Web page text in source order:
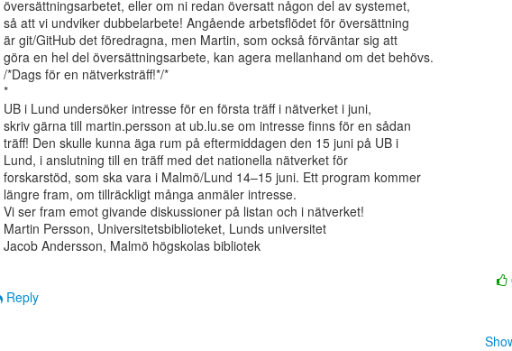
översättningsarbetet, eller om ni redan översatt någon del av systemet,
så att vi undviker dubbelarbete! Angående arbetsflödet för översättning
är git/GitHub det föredragna, men Martin, som också förväntar sig att
göra en hel del översättningsarbete, kan agera mellanhand om det behövs.
/*Dags för en nätverksträff!*/*
*
UB i Lund undersöker intresse för en första träff i nätverket i juni,
skriv gärna till martin.persson at ub.lu.se om intresse finns för en sådan
träff! Den skulle kunna äga rum på eftermiddagen den 15 juni på UB i
Lund, i anslutning till en träff med det nationella nätverket för
forskarstöd, som ska vara i Malmö/Lund 14–15 juni. Ett program kommer
längre fram, om tillräckligt många anmäler intresse.
Vi ser fram emot givande diskussioner på listan och i nätverket!
Martin Persson, Universitetsbiblioteket, Lunds universitet
Jacob Andersson, Malmö högskolas bibliotek
Reply